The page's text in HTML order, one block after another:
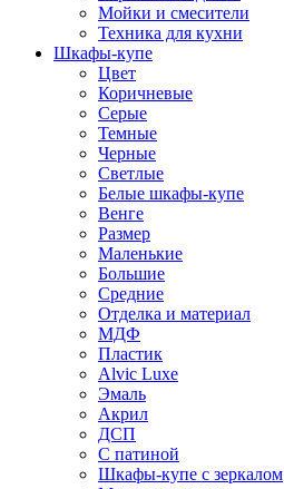
Мойки и смесители
Техника для кухни
Шкафы-купе
Цвет
Коричневые
Серые
Темные
Черные
Светлые
Белые шкафы-купе
Венге
Размер
Маленькие
Большие
Средние
Отделка и материал
МДФ
Пластик
Alvic Luxe
Эмаль
Акрил
ДСП
С патиной
Шкафы-купе с зеркалом